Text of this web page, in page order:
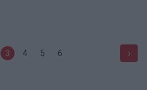
3 4 5 6 ›